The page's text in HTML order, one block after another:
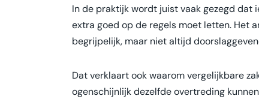
In de praktijk wordt juist vaak gezegd dat
extra goed op de regels moet letten. Het
begrijpelijk, maar niet altijd
Dat verklaart ook waarom vergelijkbare
ogenschijnlijk dezelfde overtreding